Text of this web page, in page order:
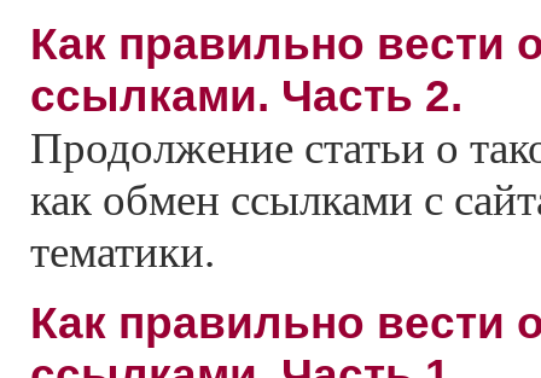
Как правильно вести
ссылками. Часть 2.
Продолжение статьи о
как обмен ссылками с
тематики.
Как правильно вести